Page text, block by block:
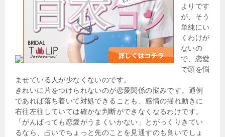
よりです
が、そう
単純にい
くわけが
ないの
で、恋愛
で頭を悩
ませている人が少なくないのです。
きれいに片をつけられないのが恋愛関係の悩みです。通例
であれば落ち着いて対処できることも、感情の揺れ動きに
右往左往していては確かな判断ができなくなるわけです。
「がんばっても恋愛がうまくいかない」とがっくりきてい
るなら、占いでちょっと先のことを見通すのも良いでしょ